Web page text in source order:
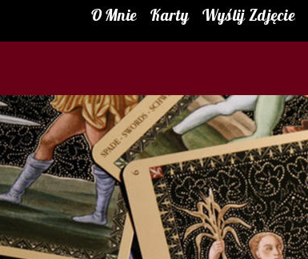
O Mnie Karty Wyślij Zdjęcie